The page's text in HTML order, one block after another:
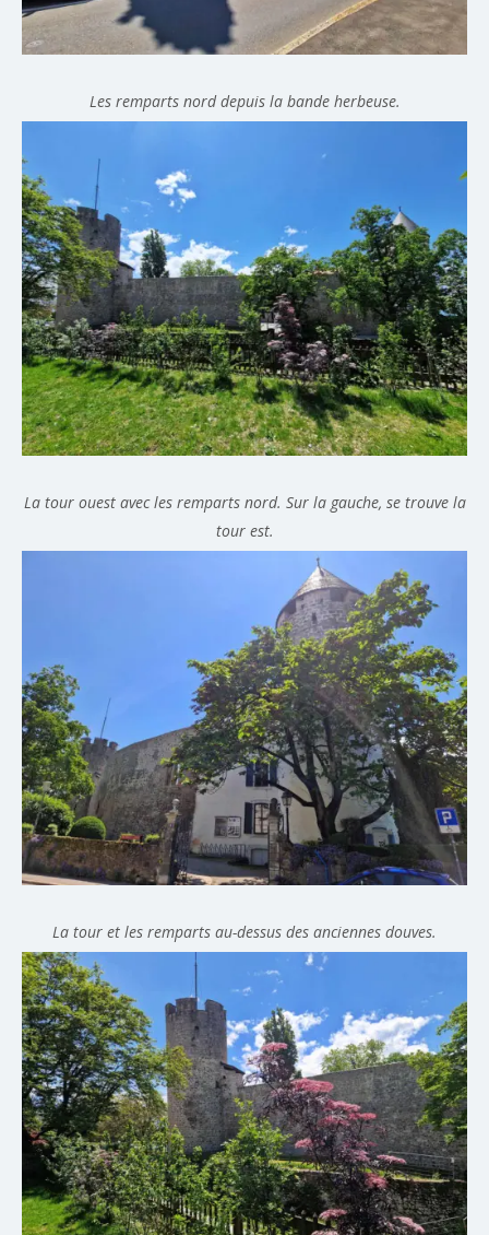
Les remparts nord depuis la bande herbeuse.
La tour ouest avec les remparts nord. Sur la gauche, se trouve la
tour est.
La tour et les remparts au-dessus des anciennes douves.